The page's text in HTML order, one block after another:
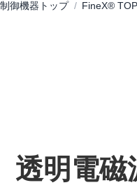
制御機器トップ FineX®︎ TOP
透明電磁